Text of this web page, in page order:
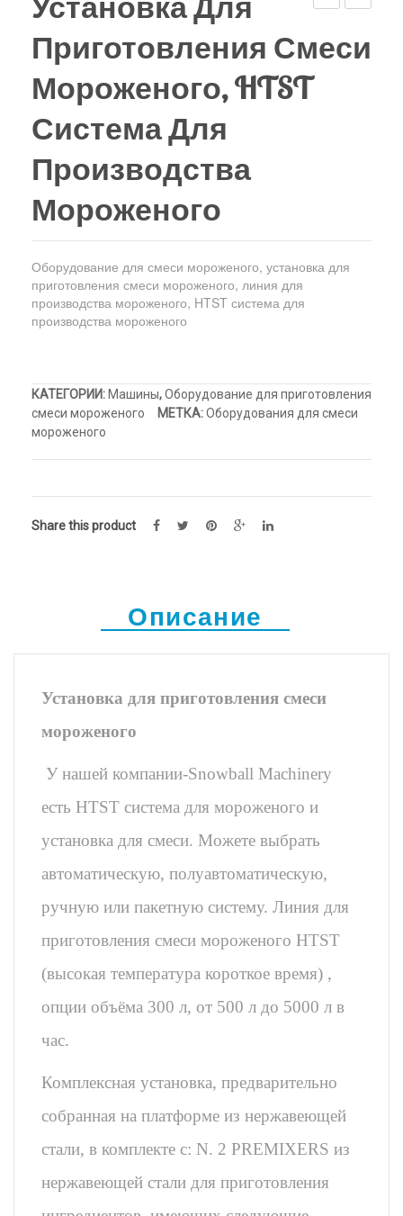
верху
Холодильный шкаф
Тюбы для мороженого
Kонусы для мороженого
Пакеты для мороженого
CIP
система
для
Приготовления Смеси
Мороженого, HTST
Система Для
Производства
Мороженого
Оборудование для смеси мороженого, установка для
приготовления смеси мороженого, линия для
производства мороженого, HTST система для
производства мороженого
КАТЕГОРИИ: Машины,Оборудование для приготовления
смеси мороженого
МЕТКА:Оборудования для смеси
мороженого
Share this product
Описание
Установка для приготовления смеси
мороженого
У нашей компании-Snowball Machinery
есть HTST система для мороженого и
установка для смеси. Можете выбрать
автоматическую, полуавтоматическую,
ручную или пакетную систему. Линия для
приготовления смеси мороженого HTST
(высокая температура короткое время) ,
опции объёма 300 л, от 500 л до 5000 л в
час.
Комплексная установка, предварительно
собранная на платформе из нержавеющей
стали, в комплекте с: N. 2 PREMIXERS из
нержавеющей стали для приготовления